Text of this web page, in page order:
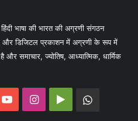
भाषा की भारत की अग्रणी संगठन
और डिजिटल प्रकाशन में अग्रणी के रूप में
और समाचार, ज्योतिष, आध्यात्मिक, धार्मिक
YouTubeInstagram
Google